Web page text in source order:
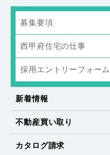
募集要項
西甲府住宅の仕事
採用エントリーフォーム
新着情報
不動産買い取り
カタログ請求